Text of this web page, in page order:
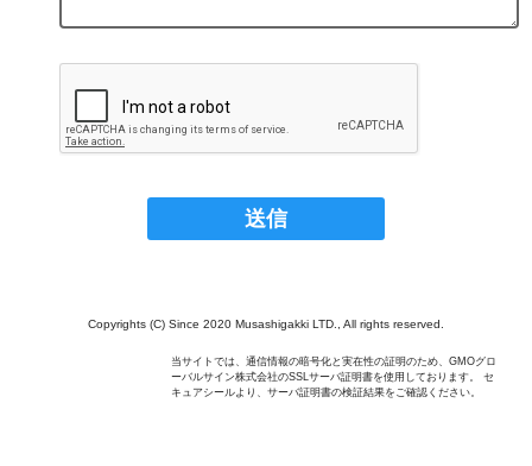
Copyrights (C) Since 2020 Musashigakki LTD., All rights reserved.
当サイトでは、通信情報の暗号化と実在性の証明のため、GMOグロ
ーバルサイン株式会社のSSLサーバ証明書を使用しております。 セ
キュアシールより、サーバ証明書の検証結果をご確認ください。